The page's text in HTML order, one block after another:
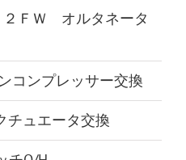
ＦＷ オルタネータ
ンプレッサー交換
ュエータ交換